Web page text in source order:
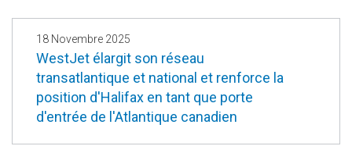
é
s
18 Novembre 2025
WestJet élargit son réseau
transatlantique et national et renforce la
position d'Halifax en tant que porte
d'entrée de l'Atlantique canadien